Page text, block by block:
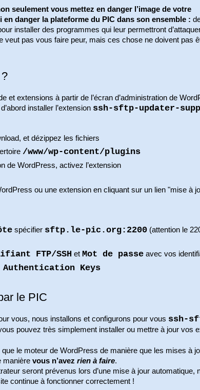
seulement vous mettez en danger l’image de votre
danger la plateforme du PIC dans son ensemble :
installer des programmes qui leur permettront
veut pas vous faire peur, mais ces chose ne doivent pas
et extensions à partir de l’écran d’administration de
installer l’extension ssh-sftp-updater-
et dézippez les fichiers
/www/wp-content/plugins
de WordPress, activez l’extension
ou une extension en cliquant sur un lien "mise à
spécifier sftp.le-pic.org:2200(attention le
FTP/SSH et Mot de passeavec vos
Authentication Keys
le PIC
vous, nous installons et configurons pour vous ssh-
pouvez très simplement installer ou mettre à jour vos
le moteur de WordPress de manière que les mises à
manière vous n’avez rien à faire.
seront prévenus lors d’une mise à jour automatique,
continue à fonctionner correctement !